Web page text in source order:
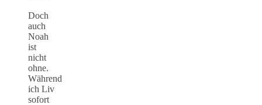
Doch
auch
Noah
ist
nicht
ohne.
Während
ich Liv
sofort